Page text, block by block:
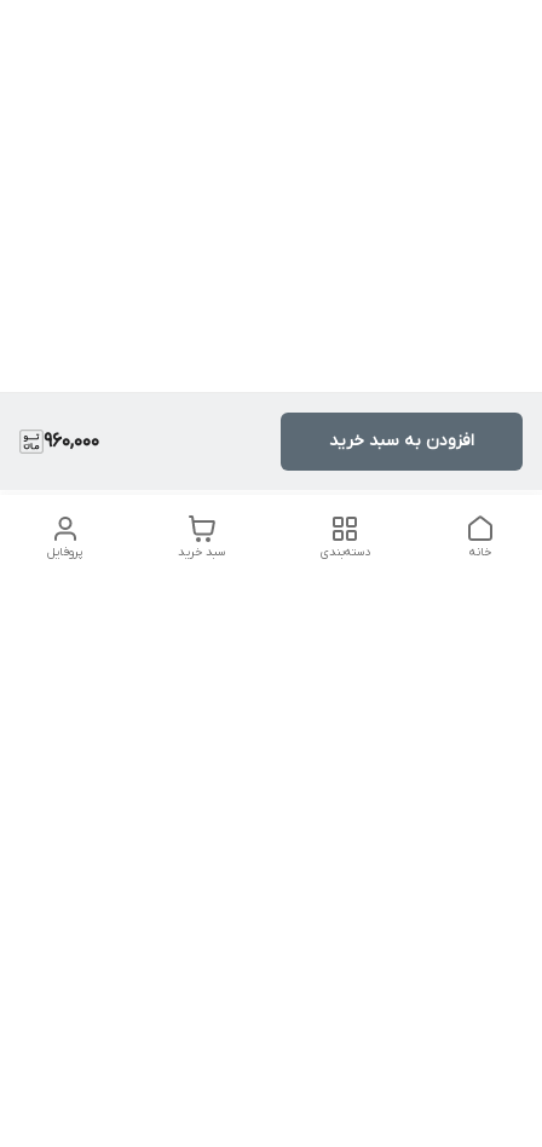
960,000 افزودن به سبد خرید
پروفایل سبد خرید دسته‌بندی خانه